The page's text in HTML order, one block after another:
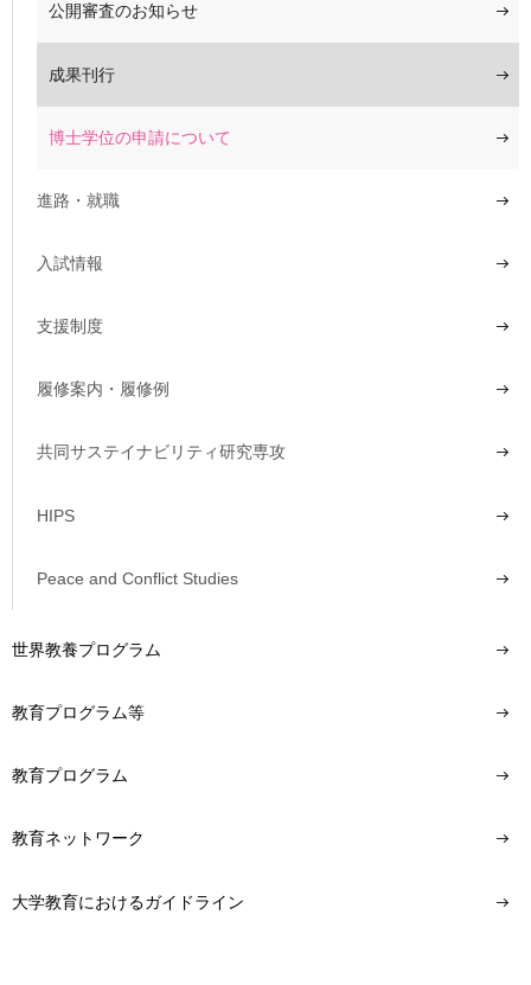
公開審査のお知らせ
成果刊行
博士学位の申請について
進路・就職
入試情報
支援制度
履修案内・履修例
共同サステイナビリティ研究専攻
HIPS
Peace and Conflict Studies
世界教養プログラム
教育プログラム等
教育プログラム
教育ネットワーク
大学教育におけるガイドライン